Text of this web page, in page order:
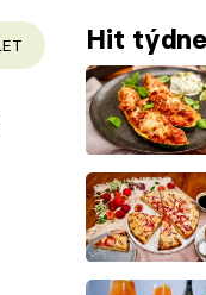
ČASOPISHit týdne